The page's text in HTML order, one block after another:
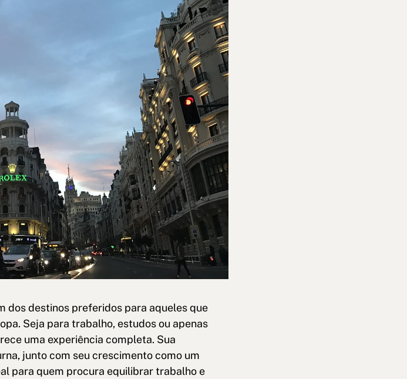
Redes Sociais Termos e condições Canal de denúncias
| Todos os direitos reservados
dos destinos preferidos para aqueles que
Seja para trabalho, estudos ou apenas
uma experiência completa. Sua
junto com seu crescimento como um
para quem procura equilibrar trabalho e